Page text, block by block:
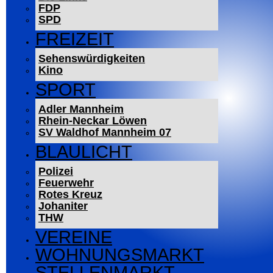
FDP
SPD
FREIZEIT
Sehenswürdigkeiten
Kino
SPORT
Adler Mannheim
Rhein-Neckar Löwen
SV Waldhof Mannheim 07
BLAULICHT
Polizei
Feuerwehr
Rotes Kreuz
Johaniter
THW
VEREINE
WOHNUNGSMARKT